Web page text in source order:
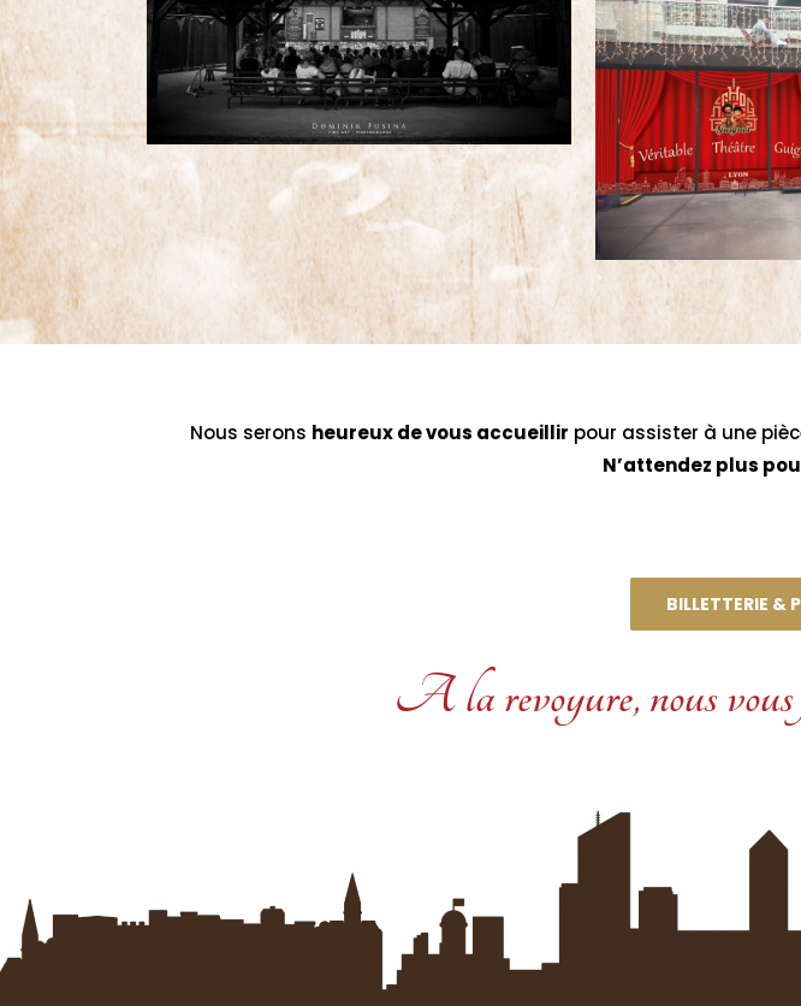
Nous serons heureux de vous accueillir pour assister à une
N’attendez plus
BILLETTERIE &
A la revoyure, nous vous